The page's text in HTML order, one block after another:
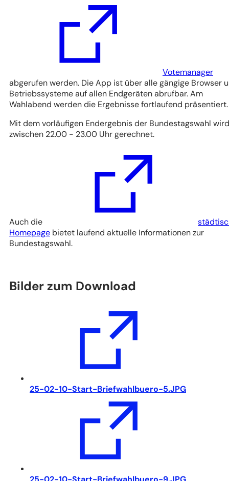
Votemanager
abgerufen werden. Die App ist über alle gängige Browser
Betriebssysteme auf allen Endgeräten abrufbar. Am
Wahlabend werden die Ergebnisse fortlaufend präsentiert.
Mit dem vorläufigen Endergebnis der Bundestagswahl wird
zwischen 22.00 - 23.00 Uhr gerechnet.
Auch die
Homepage
(Öffnet
bietet laufend aktuelle Informationen zur
Bundestagswahl.
Bilder zum Download
25-02-10-Start-Briefwahlbuero-5.JPG